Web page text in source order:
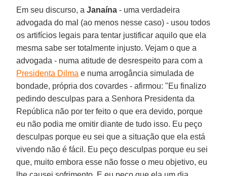
Em seu discurso, aJanaína - uma verdadeira
advogada do mal (ao menos nesse caso) - usou todos
os artifícios legais para tentar justificar aquilo que ela
mesma sabe ser totalmente injusto. Vejam o que a
advogada - numa atitude de desrespeito para com a
Presidenta Dilma e numa arrogância simulada de
bondade, própria dos covardes - afirmou: "Eu finalizo
pedindo desculpas para a Senhora Presidenta da
República não por ter feito o que era devido, porque
eu não podia me omitir diante de tudo isso. Eu peço
desculpas porque eu sei que a situação que ela está
vivendo não é fácil. Eu peço desculpas porque eu sei
que, muito embora esse não fosse o meu objetivo, eu